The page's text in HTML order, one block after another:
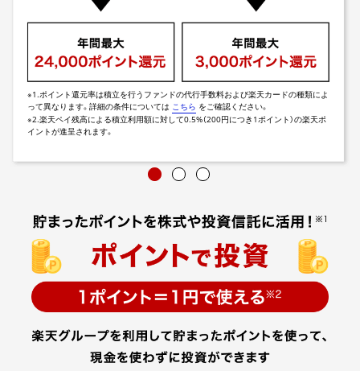
※1.ポイント還元率は積立を行うファンドの代行手数料および楽天カードの種類によ
って異なります。詳細の条件については こちら をご確認ください。
※2.楽天ペイ残高による積立利用額に対して0.5%（200円につき1ポイント）の楽天ポ
イントが進呈されます。